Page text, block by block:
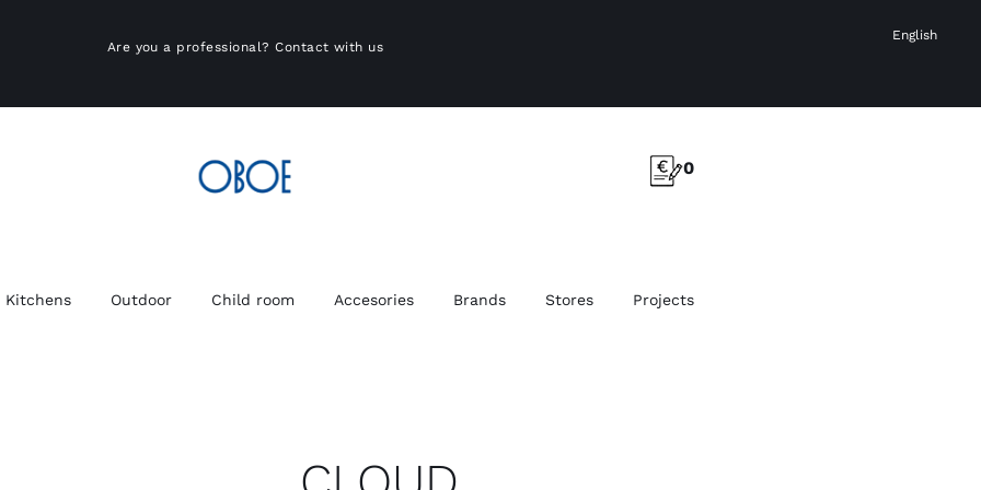
Are you a professional?Contact with us
English
0
Kitchens Outdoor Child room Accesories Brands Stores Projects